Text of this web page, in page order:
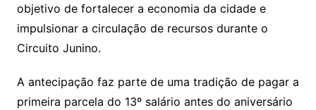
objetivo de fortalecer a economia da cidade e
impulsionar a circulação de recursos durante o
Circuito Junino.
A antecipação faz parte de uma tradição de pagar a
primeira parcela do 13º salário antes do aniversário